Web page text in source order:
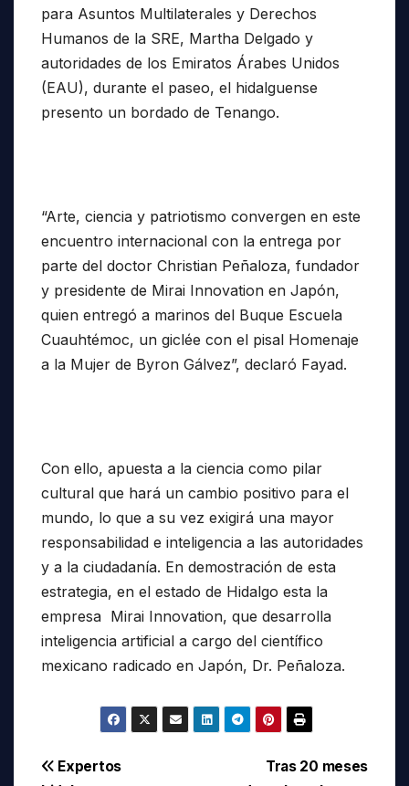
para Asuntos Multilaterales y Derechos
Humanos de la SRE, Martha Delgado y
autoridades de los Emiratos Árabes Unidos
(EAU), durante el paseo, el hidalguense
presento un bordado de Tenango.
“Arte, ciencia y patriotismo convergen en este
encuentro internacional con la entrega por
parte del doctor Christian Peñaloza, fundador
y presidente de Mirai Innovation en Japón,
quien entregó a marinos del Buque Escuela
Cuauhtémoc, un giclée con el pisal Homenaje
a la Mujer de Byron Gálvez”, declaró Fayad.
Con ello, apuesta a la ciencia como pilar
cultural que hará un cambio positivo para el
mundo, lo que a su vez exigirá una mayor
responsabilidad e inteligencia a las autoridades
y a la ciudadanía. En demostración de esta
estrategia, en el estado de Hidalgo esta la
empresa Mirai Innovation, que desarrolla
inteligencia artificial a cargo del científico
mexicano radicado en Japón, Dr. Peñaloza.
Navegación
Tras 20 meses
Expertos